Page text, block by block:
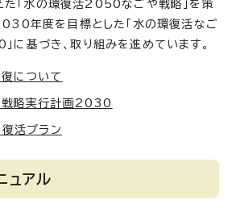
た「水の環復活2050なごや戦略」を策
年度を目標とした「水の環復活なご
に基づき、取り組みを進めています。
について
戦略実行計画2030
活プラン
ュアル